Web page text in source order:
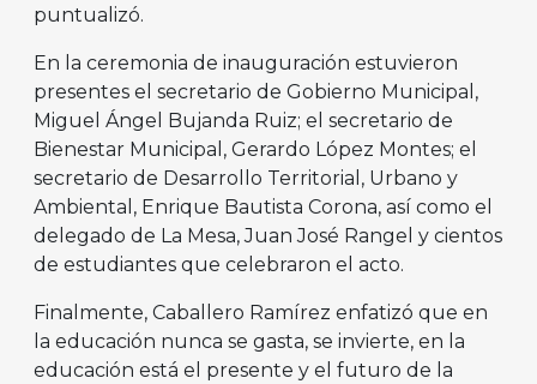
puntualizó.
En la ceremonia de inauguración estuvieron
presentes el secretario de Gobierno Municipal,
Miguel Ángel Bujanda Ruiz; el secretario de
Bienestar Municipal, Gerardo López Montes; el
secretario de Desarrollo Territorial, Urbano y
Ambiental, Enrique Bautista Corona, así como el
delegado de La Mesa, Juan José Rangel y cientos
de estudiantes que celebraron el acto.
Finalmente, Caballero Ramírez enfatizó que en
la educación nunca se gasta, se invierte, en la
educación está el presente y el futuro de la